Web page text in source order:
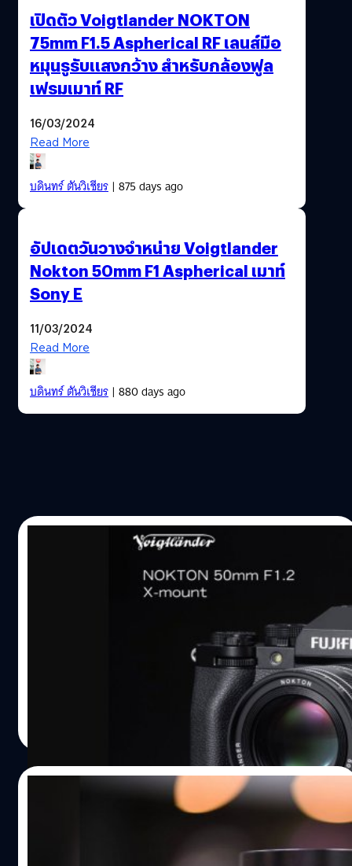
เปิดตัว Voigtlander NOKTON
75mm F1.5 Aspherical RF เลนส์มือ
หมุนรูรับแสงกว้าง สำหรับกล้องฟูล
เฟรมเมาท์ RF
16/03/2024
Read More
บดินทร์ ตันวิเชียร| 875 days ago
อัปเดตวันวางจำหน่าย Voigtlander
Nokton 50mm F1 Aspherical เมาท์
Sony E
11/03/2024
Read More
บดินทร์ ตันวิเชียร| 880 days ago
Voigtlander NOKTON 50mm F1.2 X-
mount ประกาศวันวางจำหน่าย 7 กันยานยน
Cosina ประกาศวันวางจำหน่ายของ 'Voigtlander NOKTON
50mm F1.2' สำหรับกล้องมิเรอร์เลส FUJIFILM APS-C X-
mount ออกมาแล้วครับ หลังเปิดตัวมาตั้งแต่ช่วงต้นเดือน
สิงหาคมที่ผ่านมา โดยมีกำหนดในวันที่ 7 กันยายน 2023 ที่
Voigtlander NOKTON 50mm F1
Aspherical เมาท์ Canon RF เตรียมเปิดตัวเร็ว